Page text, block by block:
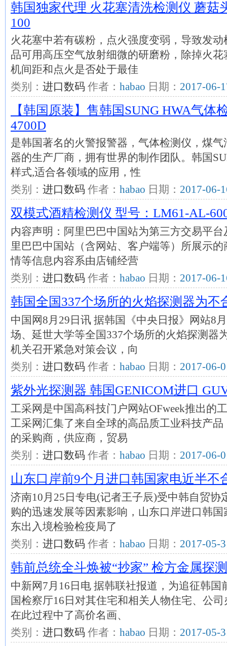
韩国独家代理 火花塞清洗检测仪 蘑菇
100
火花塞中若有碳粉，点火强度变弱，导致发
品可用高压空气放射细微的研磨粉，除掉火
机间距和点火是否处于最佳
类别： 进口数码 作者： habao 日期： 2017-06-
【韩国原装】售韩国SUNG HWA气体
4700D
是韩国著名的火警报警器，气体检测仪，煤
器的生产厂商，拥有世界的制作团队。韩国
样式,适合各领域的应用，性
类别： 进口数码 作者： habao 日期： 2017-06-
双模式酒精检测仪 型号：LM61-AL-
内容声明：阿里巴巴中国站为第三方交易平
里巴巴中国站（含网站、客户端等）所展示
情等信息内容系由店铺经营
类别： 进口数码 作者： habao 日期： 2017-06-
韩国全国337个场所的火焰探测器为不
中国网8月29日讯 据韩国《中央日报》网站8
场、延世大学等全国337个场所的火焰探测器
机关召开紧急对策会议，向
类别： 进口数码 作者： habao 日期： 2017-06-
紫外光探测器 韩国GENICOM进口
工采网是中国高科技门户网站OFweek推出的
工采网汇集了来自全球的高品质工业科技产
的采购商，供应商，贸易
类别： 进口数码 作者： habao 日期： 2017-06-
山东口岸前9个月进口韩国家电近半不
济南10月25日专电(记者王子辰)受中韩自贸协
购的迅速发展等因素影响，山东口岸进口韩
东出入境检验检疫局了
类别： 进口数码 作者： habao 日期： 2017-05-
韩前总统全斗焕被“抄家” 检方金属探
中新网7月16日电 据韩联社报道，为追征韩
国检察厅16日对其住宅和相关人物住宅、公
在此过程中了高价名画、
类别： 进口数码 作者： habao 日期： 2017-05-